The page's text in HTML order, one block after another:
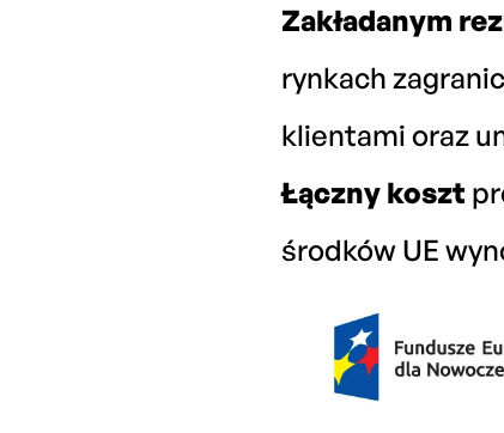
Zakładanym
rynkach
klientami oraz
Łączny koszt
środków UE